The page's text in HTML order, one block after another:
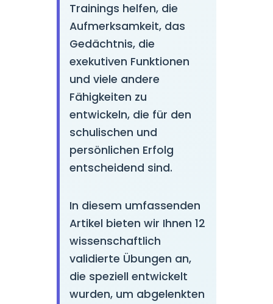
Trainings helfen, die
Aufmerksamkeit, das
Gedächtnis, die
exekutiven Funktionen
und viele andere
Fähigkeiten zu
entwickeln, die für den
schulischen und
persönlichen Erfolg
entscheidend sind.
In diesem umfassenden
Artikel bieten wir Ihnen 12
wissenschaftlich
validierte Übungen an,
die speziell entwickelt
wurden, um abgelenkten